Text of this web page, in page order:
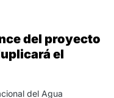
del proyecto
el
del Agua